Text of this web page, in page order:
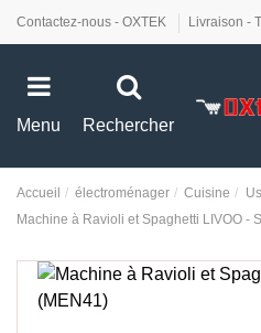
Contactez-nous - OXTEK Livraison -
Menu Rechercher
Accueil électroménager Cuisine
Machine à Ravioli et Spaghetti LIVOO -